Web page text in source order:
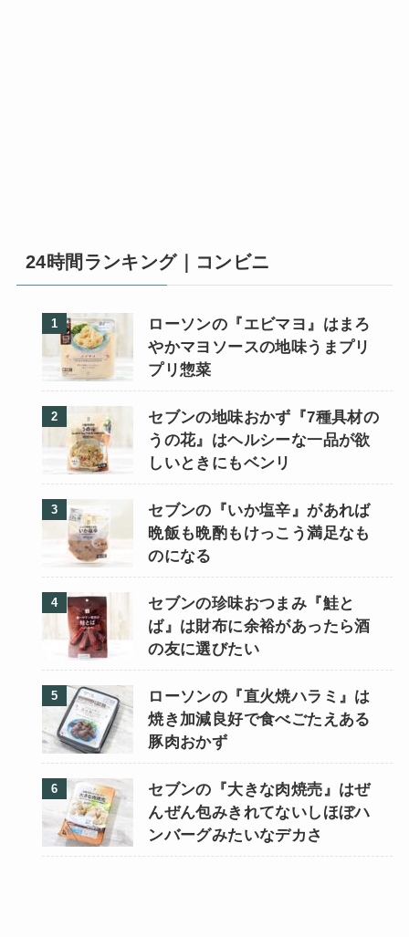
24時間ランキング｜コンビニ
ローソンの『エビマヨ』はまろ
やかマヨソースの地味うまプリ
プリ惣菜
セブンの地味おかず『7種具材の
うの花』はヘルシーな一品が欲
しいときにもベンリ
セブンの『いか塩辛』があれば
晩飯も晩酌もけっこう満足なも
のになる
セブンの珍味おつまみ『鮭と
ば』は財布に余裕があったら酒
の友に選びたい
ローソンの『直火焼ハラミ』は
焼き加減良好で食べごたえある
豚肉おかず
セブンの『大きな肉焼売』はぜ
んぜん包みきれてないしほぼハ
ンバーグみたいなデカさ